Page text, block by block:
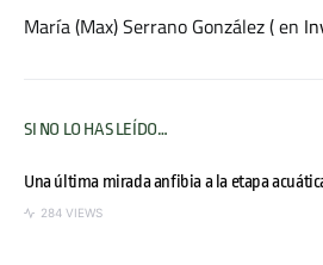
María (Max) Serrano González (en
SI NO LO HAS LEÍDO…
Una última mirada anfibia a la etapa
284 VIEWS